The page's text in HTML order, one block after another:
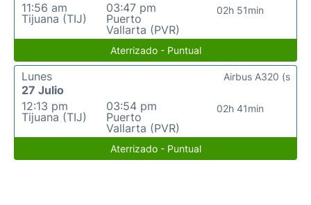
11:56 am
Tijuana (TIJ)
03:47 pm
Puerto
Vallarta (PVR)
02h 51min
Aterrizado - Puntual
Lunes
27 Julio
12:13 pm
Tijuana (TIJ)
03:54 pm
Puerto
Vallarta (PVR)
02h 41min
Airbus A320 (s
Aterrizado - Puntual